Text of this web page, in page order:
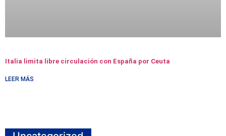
Italia limita libre circulación con España por Ceuta
LEER MÁS